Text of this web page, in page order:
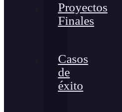
Proyectos
Finales
Casos
de
éxito